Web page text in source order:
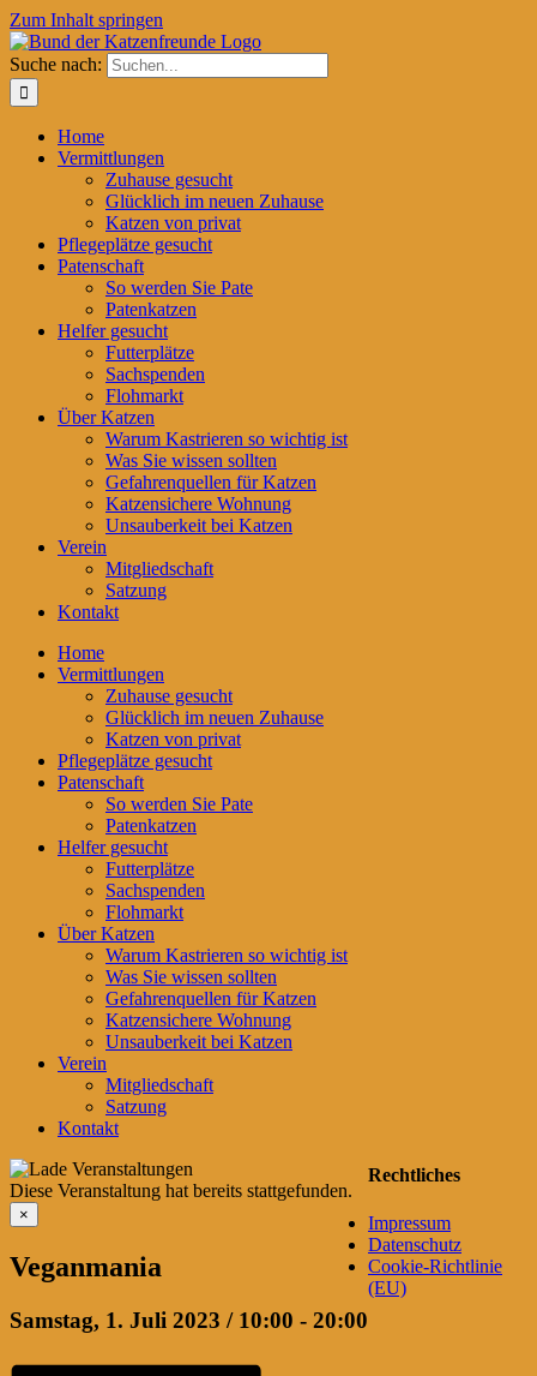
Zum Inhalt springen
Suche nach:
Home
Vermittlungen
Zuhause gesucht
Glücklich im neuen Zuhause
Katzen von privat
Pflegeplätze gesucht
Patenschaft
So werden Sie Pate
Patenkatzen
Helfer gesucht
Futterplätze
Sachspenden
Flohmarkt
Über Katzen
Warum Kastrieren so wichtig ist
Was Sie wissen sollten
Gefahrenquellen für Katzen
Katzensichere Wohnung
Unsauberkeit bei Katzen
Verein
Mitgliedschaft
Satzung
Kontakt
Home
Vermittlungen
Zuhause gesucht
Glücklich im neuen Zuhause
Katzen von privat
Pflegeplätze gesucht
Patenschaft
So werden Sie Pate
Patenkatzen
Helfer gesucht
Futterplätze
Sachspenden
Flohmarkt
Über Katzen
Warum Kastrieren so wichtig ist
Was Sie wissen sollten
Gefahrenquellen für Katzen
Katzensichere Wohnung
Unsauberkeit bei Katzen
Verein
Mitgliedschaft
Satzung
Kontakt
Diese Veranstaltung hat bereits stattgefunden.
×
Veganmania
Samstag, 1. Juli 2023 / 10:00 - 20:00
Rechtliches
Impressum
Datenschutz
Cookie-Richtlinie
(EU)